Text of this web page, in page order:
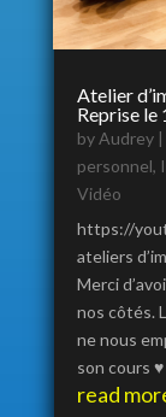
Atelier
Reprise le
byAudrey|
personnel,
Vidéo
https://
ateliers
Merci
nos côtés.
ne nous
son cours ♥️
read